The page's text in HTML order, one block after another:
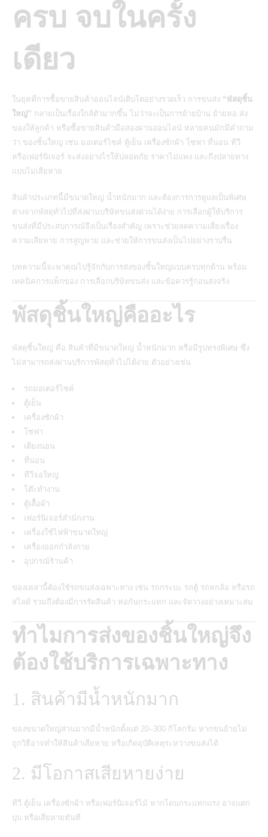
ครบ จบในครั้ง
เดียว
ในยุคที่การซื้อขายสินค้าออนไลน์เติบโตอย่างรวดเร็ว การขนส่ง “พัสดุชิ้น
ใหญ่” กลายเป็นเรื่องใกล้ตัวมากขึ้น ไม่ว่าจะเป็นการย้ายบ้าน ย้ายหอ ส่ง
ของให้ลูกค้า หรือซื้อขายสินค้ามือสองผ่านออนไลน์ หลายคนมักมีคำถาม
ว่า ของชิ้นใหญ่ เช่น มอเตอร์ไซค์ ตู้เย็น เครื่องซักผ้า โซฟา ที่นอน ทีวี
หรือเฟอร์นิเจอร์ จะส่งอย่างไรให้ปลอดภัย ราคาไม่แพง และถึงปลายทาง
แบบไม่เสียหาย
สินค้าประเภทนี้มีขนาดใหญ่ น้ำหนักมาก และต้องการการดูแลเป็นพิเศษ
ต่างจากพัสดุทั่วไปที่ส่งผ่านบริษัทขนส่งด่วนได้ง่าย การเลือกผู้ให้บริการ
ขนส่งที่มีประสบการณ์จึงเป็นเรื่องสำคัญ เพราะช่วยลดความเสี่ยงเรื่อง
ความเสียหาย การสูญหาย และช่วยให้การขนส่งเป็นไปอย่างราบรื่น
บทความนี้จะพาคุณไปรู้จักกับการส่งของชิ้นใหญ่แบบครบทุกด้าน พร้อม
เทคนิคการแพ็กของ การเลือกบริษัทขนส่ง และข้อควรรู้ก่อนส่งจริง
พัสดุชิ้นใหญ่คืออะไร
พัสดุชิ้นใหญ่ คือ สินค้าที่มีขนาดใหญ่ น้ำหนักมาก หรือมีรูปทรงพิเศษ ซึ่ง
ไม่สามารถส่งผ่านบริการพัสดุทั่วไปได้ง่าย ตัวอย่างเช่น
รถมอเตอร์ไซค์
ตู้เย็น
เครื่องซักผ้า
โซฟา
เตียงนอน
ที่นอน
ทีวีจอใหญ่
โต๊ะทำงาน
ตู้เสื้อผ้า
เฟอร์นิเจอร์สำนักงาน
เครื่องใช้ไฟฟ้าขนาดใหญ่
เครื่องออกกำลังกาย
อุปกรณ์ร้านค้า
ของเหล่านี้ต้องใช้รถขนส่งเฉพาะทาง เช่น รถกระบะ รถตู้ รถหกล้อ หรือรถ
สไลด์ รวมถึงต้องมีการรัดสินค้า ห่อกันกระแทก และจัดวางอย่างเหมาะสม
ทำไมการส่งของชิ้นใหญ่จึง
ต้องใช้บริการเฉพาะทาง
1. สินค้ามีน้ำหนักมาก
ของขนาดใหญ่ส่วนมากมีน้ำหนักตั้งแต่ 20–300 กิโลกรัม หากขนย้ายไม่
ถูกวิธีอาจทำให้สินค้าเสียหาย หรือเกิดอุบัติเหตุระหว่างขนส่งได้
2. มีโอกาสเสียหายง่าย
ทีวี ตู้เย็น เครื่องซักผ้า หรือเฟอร์นิเจอร์ไม้ หากโดนกระแทกแรง อาจแตก
บุบ หรือเสียหายทันที